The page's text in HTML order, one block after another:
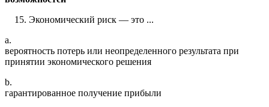
Экономический риск — это ...
a.
вероятность потерь или неопределенного результата при
принятии экономического решения
b.
гарантированное получение прибыли